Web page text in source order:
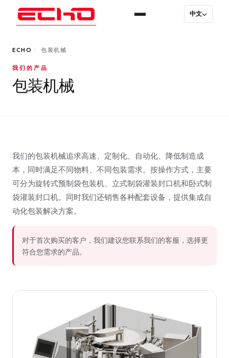
中文
ECHO / 包装机械
我们的产品
包装机械
我们的包装机械追求高速、定制化、自动化、降低制造成
本，同时满足不同物料、不同包装需求。按操作方式，主要
可分为旋转式预制袋包装机、立式制袋灌装封口机和卧式制
袋灌装封口机。同时我们还销售各种配套设备，提供集成自
动化包装解决方案。
对于首次购买的客户，我们建议您联系我们的客服，选择更
符合您需求的产品。